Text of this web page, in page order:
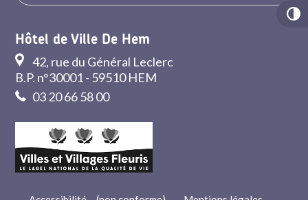
Hôtel de Ville De Hem
42, rue du Général Leclerc
B.P. n°30001 - 59510 HEM
03 20 66 58 00